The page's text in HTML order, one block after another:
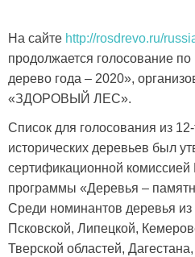
На сайте http://rosdrevo.ru/
продолжается голосование по
дерево года – 2020»,
«ЗДОРОВЫЙ ЛЕС».
Список для голосования из
исторических деревьев был
сертификационной комиссией
программы «Деревья –
Среди номинантов деревья из
Псковской, Липецкой,
Тверской областей,